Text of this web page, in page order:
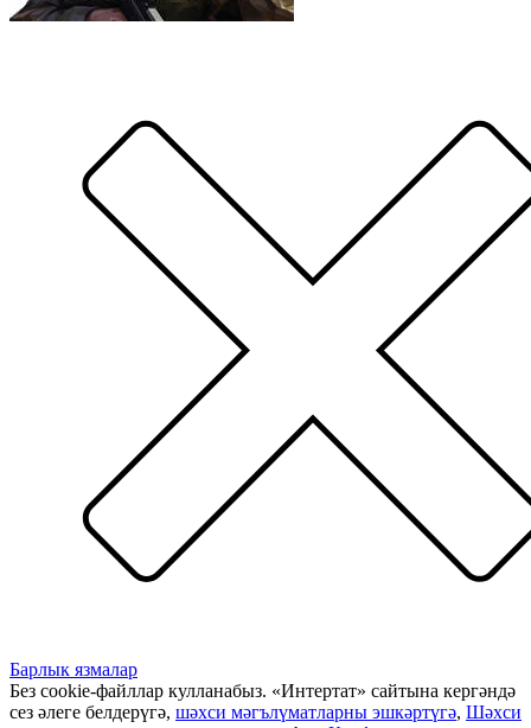
Барлык язмалар
Без cookie-файллар кулланабыз. «Интертат» сайтына кергәндә
сез әлеге белдерүгә, шәхси мәгълүматларны эшкәртүгә, Шәхси